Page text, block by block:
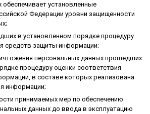
установленные
Федерации уровни защищенности
в установленном порядке процедуру
средств защиты информации;
персональных данных прошедших
процедуру оценки соответствия
в составе которых реализована
информации;
принимаемых мер по обеспечению
данных до ввода в эксплуатацию